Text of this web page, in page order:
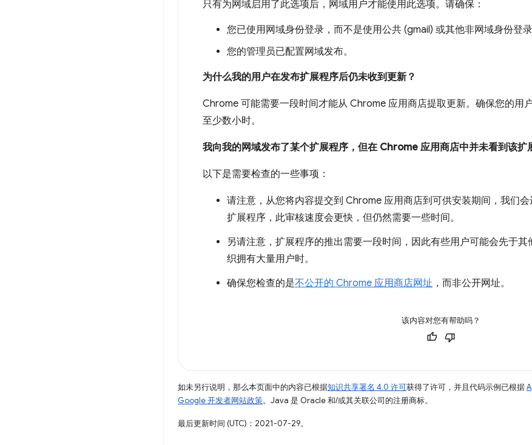
只有为网域启用了此选项后，网域用户才能使用此选项。请确保：
您已使用网域身份登录，而不是使用公共 (gmail) 或其他非网域身份登录
您的管理员已配置网域发布。
为什么我的用户在发布扩展程序后仍未收到更新？
Chrome 可能需要一段时间才能从 Chrome 应用商店提取更新。确保您的用
至少数小时。
我向我的网域发布了某个扩展程序，但在 Chrome 应用商店中并未看到该扩
以下是需要检查的一些事项：
请注意，从您将内容提交到 Chrome 应用商店到可供安装期间，我们
扩展程序，此审核速度会更快，但仍然需要一些时间。
另请注意，扩展程序的推出需要一段时间，因此有些用户可能会先于
织拥有大量用户时。
确保您检查的是不公开的 Chrome 应用商店网址 ，而非公开网址。
该内容对您有帮助吗？
如未另行说明，那么本页面中的内容已根据知识共享署名 4.0 许可获得了许可，并且代码示例已根据
Google 开发者网站政策。Java 是 Oracle 和/或其关联公司的注册商标。
最后更新时间 (UTC)：2021-07-29。